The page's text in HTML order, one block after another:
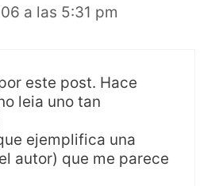
a las 5:31 pm
este post. Hace
leia uno tan
ejemplifica una
autor) que me parece